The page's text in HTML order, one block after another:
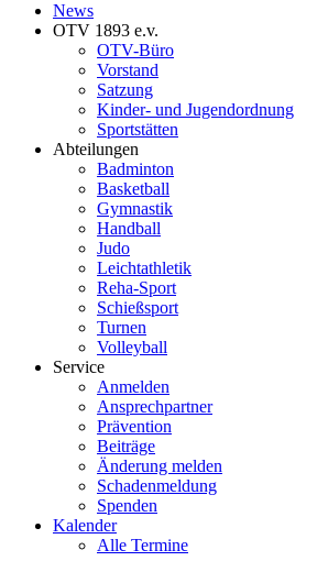
News
OTV 1893 e.v.
OTV-Büro
Vorstand
Satzung
Kinder- und Jugendordnung
Sportstätten
Abteilungen
Badminton
Basketball
Gymnastik
Handball
Judo
Leichtathletik
Reha-Sport
Schießsport
Turnen
Volleyball
Service
Anmelden
Ansprechpartner
Prävention
Beiträge
Änderung melden
Schadenmeldung
Spenden
Kalender
Alle Termine